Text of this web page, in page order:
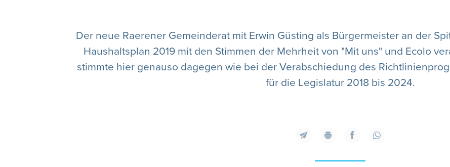
Der neue Raerener Gemeinderat mit Erwin Güsting als Bürgermeister an der
Haushaltsplan 2019 mit den Stimmen der Mehrheit von "Mit uns" und Ecolo
stimmte hier genauso dagegen wie bei der Verabschiedung des
für die Legislatur 2018 bis 2024.